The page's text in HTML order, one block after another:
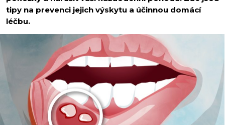
tipy na prevenci jejich výskytu a účinnou domácí
léčbu.